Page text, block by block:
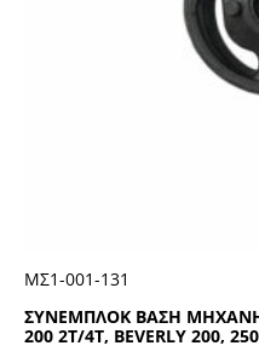
ΣΥΝΕΜΠΛΟΚ ΒΑΣΗ
200 2T/4T, BEVERLY 200,
ΜΣ1-001-131